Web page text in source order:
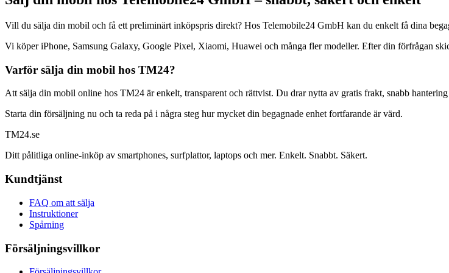
Vill du sälja din mobil och få ett preliminärt inköpspris direkt? Hos Telemobile24 GmbH kan du enkelt få dina
Vi köper iPhone, Samsung Galaxy, Google Pixel, Xiaomi, Huawei och många fler modeller. Efter din förfrågan
Varför sälja din mobil hos TM24?
Att sälja din mobil online hos TM24 är enkelt, transparent och rättvist. Du drar nytta av gratis frakt, snabb
Starta din försäljning nu och ta reda på i några steg hur mycket din begagnade enhet fortfarande är värd.
TM24.se
Ditt pålitliga online-inköp av smartphones, surfplattor, laptops och mer. Enkelt. Snabbt. Säkert.
Kundtjänst
FAQ om att sälja
Instruktioner
Spårning
Försäljningsvillkor